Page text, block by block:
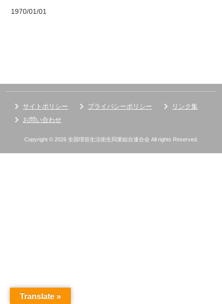
1970/01/01
サイトポリシー プライバシーポリシー
リンク集
お問い合わせ
Copyright © 2026 全国理容生活衛生同業組合連合会 All rights Reserved.
Translate »